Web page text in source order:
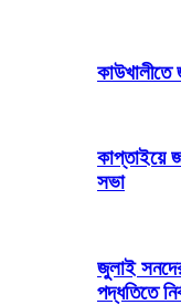
কাউখালীতে
কাপ্তাইয়ে
সভা
জুলাই
পদ্ধতিতে